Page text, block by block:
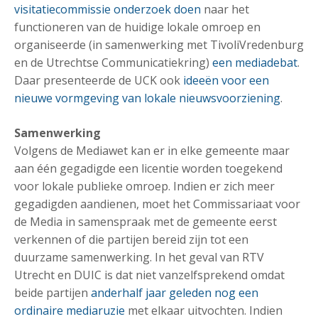
visitatiecommissie onderzoek doen naar het
functioneren van de huidige lokale omroep en
organiseerde (in samenwerking met TivoliVredenburg
en de Utrechtse Communicatiekring) een mediadebat.
Daar presenteerde de UCK ook ideeën voor een
nieuwe vormgeving van lokale nieuwsvoorziening.
Samenwerking
Volgens de Mediawet kan er in elke gemeente maar
aan één gegadigde een licentie worden toegekend
voor lokale publieke omroep. Indien er zich meer
gegadigden aandienen, moet het Commissariaat voor
de Media in samenspraak met de gemeente eerst
verkennen of die partijen bereid zijn tot een
duurzame samenwerking. In het geval van RTV
Utrecht en DUIC is dat niet vanzelfsprekend omdat
beide partijen anderhalf jaar geleden nog een
ordinaire mediaruzie met elkaar uitvochten. Indien